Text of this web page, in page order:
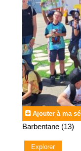
Ajouter à ma
Barbentane (13)
Explorer